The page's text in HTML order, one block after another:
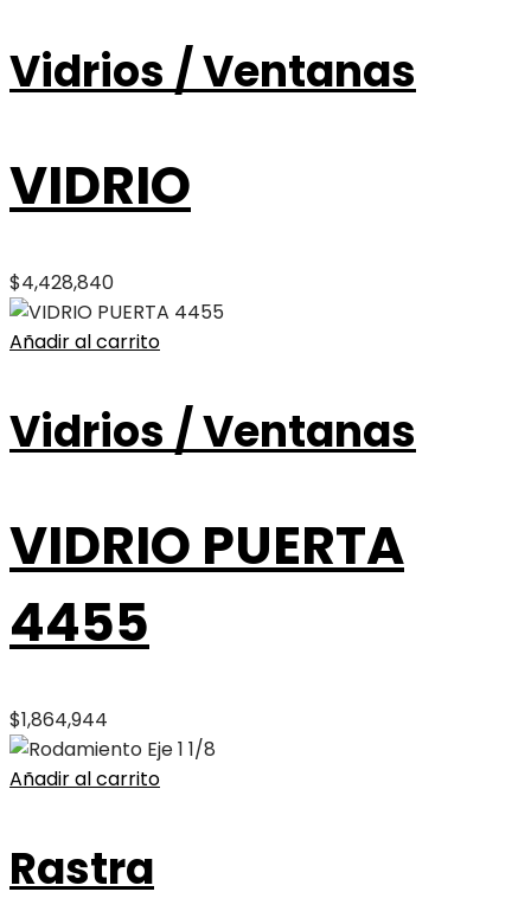
Vidrios / Ventanas
VIDRIO
$4,428,840
Añadir al carrito
Vidrios / Ventanas
VIDRIO PUERTA
4455
$1,864,944
Añadir al carrito
Rastra